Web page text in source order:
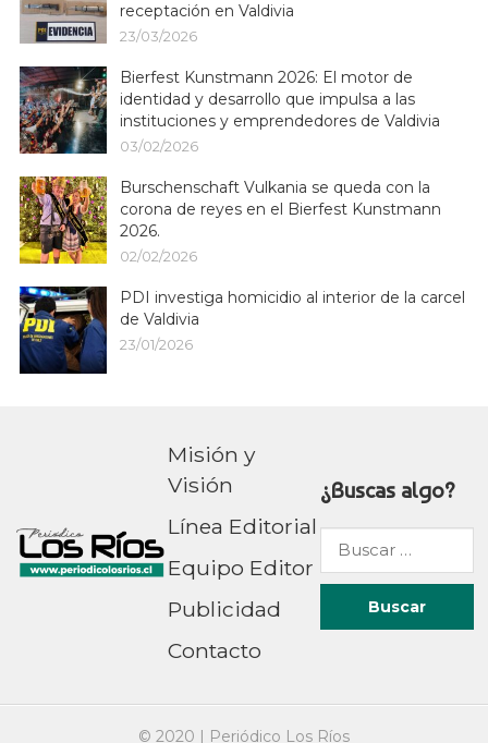
receptación en Valdivia
23/03/2026
Bierfest Kunstmann 2026: El motor de
identidad y desarrollo que impulsa a las
instituciones y emprendedores de Valdivia
03/02/2026
Burschenschaft Vulkania se queda con la
corona de reyes en el Bierfest Kunstmann
2026.
02/02/2026
PDI investiga homicidio al interior de la carcel
de Valdivia
23/01/2026
Misión y
Visión
Línea Editorial
Equipo Editor
Publicidad
Contacto
¿Buscas algo?
Buscar
por:
© 2020 | Periódico Los Ríos